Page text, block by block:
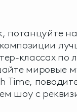
потанцуйте
классах по
мировые
Time,
шоу с